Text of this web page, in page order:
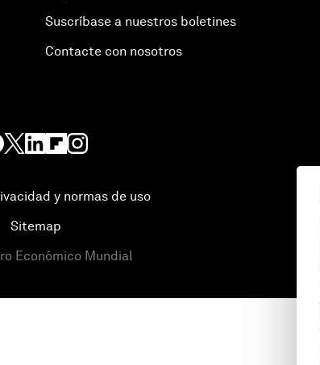
Suscríbase a nuestros boletines
Contacte con nosotros
y normas de uso
Sitemap
Económico Mundial